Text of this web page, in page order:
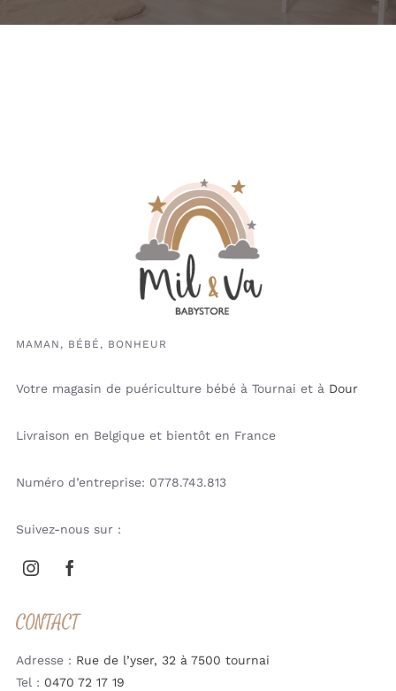
MAMAN, BÉBÉ, BONHEUR
Votre magasin de puériculture bébé à Tournai et à Dour
Livraison en Belgique et bientôt en France
Numéro d’entreprise: 0778.743.813
Suivez-nous sur :
CONTACT
Adresse : Rue de l’yser, 32 à 7500 tournai
Tel : 0470 72 17 19